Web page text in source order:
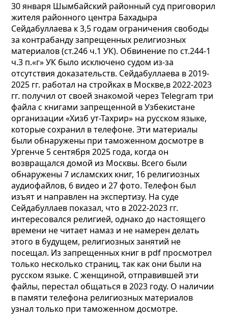
30 января Шымбайский районный суд приговорил
жителя районного центра Бахадыра
Сейдабуллаева к 3,5 годам ограничения свободы
за контрабанду запрещенных религиозных
материалов (ст.246 ч.1 УК). Обвинение по ст.244-1
ч.3 п.«г» УК было исключено судом из-за
отсутствия доказательств. Сейдабуллаева в 2019-
2025 гг. работал на стройках в Москве,в 2022-2023
гг. получил от своей знакомой через Telegram три
файла с книгами запрещенной в Узбекистане
организации «Хизб ут-Тахрир» на русском языке,
которые сохранил в телефоне. Эти материалы
были обнаружены при таможенном досмотре в
Ургенче 5 сентября 2025 года, когда он
возвращался домой из Москвы. Всего были
обнаружены 7 исламских книг, 16 религиозных
аудиофайлов, 6 видео и 27 фото. Телефон был
изъят и направлен на экспертизу. На суде
Сейдабуллаев показал, что в 2022-2023 гг.
интересовался религией, однако до настоящего
времени не читает намаз и не намерен делать
этого в будущем, религиозных занятий не
посещал. Из запрещенных книг в pdf просмотрел
только несколько страниц, так как они были на
русском языке. С женщиной, отправившей эти
файлы, перестал общаться в 2023 году. О наличии
в памяти телефона религиозных материалов
узнал только при таможенном досмотре.